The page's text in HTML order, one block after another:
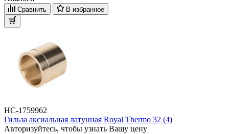
Сравнить В избранное
НС-1759962
Гильза аксиальная латунная Royal Thermo 32 (4)
Авторизуйтесь, чтобы узнать Вашу цену